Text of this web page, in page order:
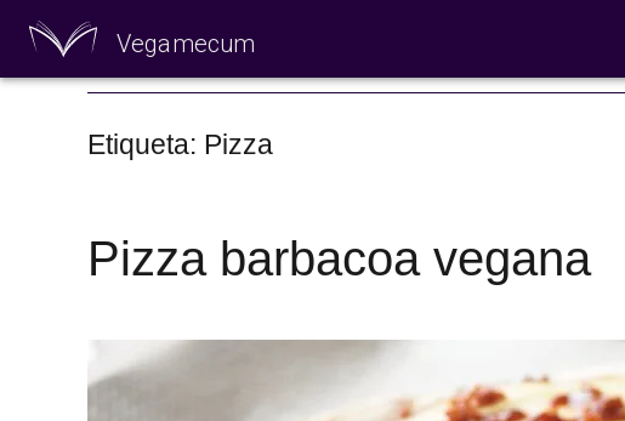
Vegamecum
Etiqueta: Pizza
Pizza barbacoa vegana